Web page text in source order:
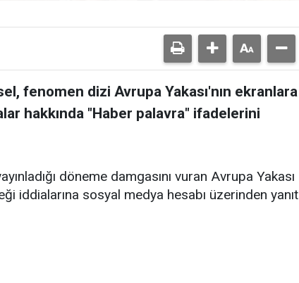
fenomen dizi Avrupa Yakası'nın ekranlara
hakkında "Haber palavra" ifadelerini
döneme damgasını vuran Avrupa Yakası
iddialarına sosyal medya hesabı üzerinden yanıt